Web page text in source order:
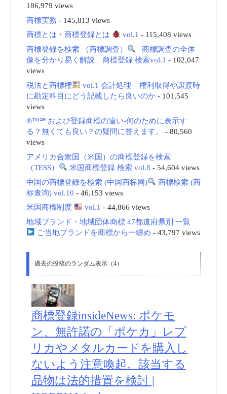
186,979 views
商標実務 - 145,813 views
商標とは・商標登録とは
vol.1 - 115,408 views
商標登録を検索 （商標調査）
–商標調査の全体
像を分かり易く解説 商標登録 検索vol.1 - 102,047
views
税法と商標権
vol.1 会計処理 – 権利取得や譲渡時
に勘定科目にどう記載したら良いのか- 101,545
views
®™℠ および登録商標の違い-何のために表示す
る？無くても良い？の疑問に答えます。
- 80,560
views
アメリカ合衆国（米国）の商標登録を検索
（TESS）
米国商標登録 検索 vol.8 - 54,604 views
中国の商標登録を検索 (中国商标网)
商標検索 (商
标查询) vol.10 - 46,153 views
米国商標制度
vol.1 - 44,866 views
地域ブランド・地域団体商標 47都道府県別 一覧
ご当地ブランドを商標から一纏め - 43,797 views
過去の投稿のランダム表示（4）
商標登録insideNews: ポケモ
ン、無許諾の「ポケカ」レプ
リカやメタルカードを購入し
ないよう注意喚起。該当する
品物は法的措置を検討 |